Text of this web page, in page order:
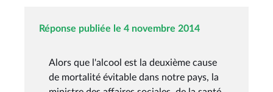
Réponse publiée le 4 novembre 2014
Alors que l'alcool est la deuxième cause
de mortalité évitable dans notre pays, la